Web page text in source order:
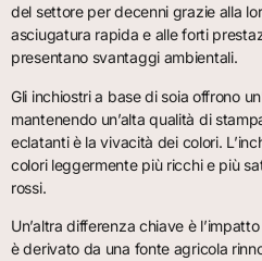
del settore per decenni grazie alla
asciugatura rapida e alle forti
presentano svantaggi ambientali.
Gli inchiostri a base di soia offrono
mantenendo un’alta qualità di
eclatanti è la vivacità dei colori.
colori leggermente più ricchi e più
rossi.
Un’altra differenza chiave è
è derivato da una fonte agricola